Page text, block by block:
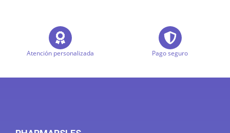
Atención personalizada Pago seguro